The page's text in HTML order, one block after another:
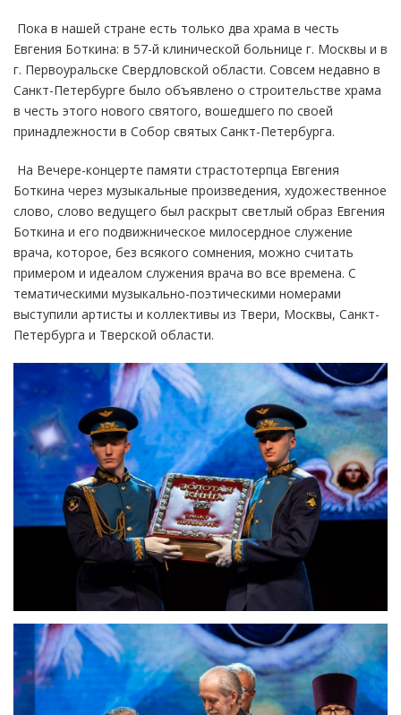
Пока в нашей стране есть только два храма в честь
Евгения Боткина: в 57-й клинической больнице г. Москвы и в
г. Первоуральске Свердловской области. Совсем недавно в
Санкт-Петербурге было объявлено о строительстве храма
в честь этого нового святого, вошедшего по своей
принадлежности в Собор святых Санкт-Петербурга.
На Вечере-концерте памяти страстотерпца Евгения
Боткина через музыкальные произведения, художественное
слово, слово ведущего был раскрыт светлый образ Евгения
Боткина и его подвижническое милосердное служение
врача, которое, без всякого сомнения, можно считать
примером и идеалом служения врача во все времена. С
тематическими музыкально-поэтическими номерами
выступили артисты и коллективы из Твери, Москвы, Санкт-
Петербурга и Тверской области.